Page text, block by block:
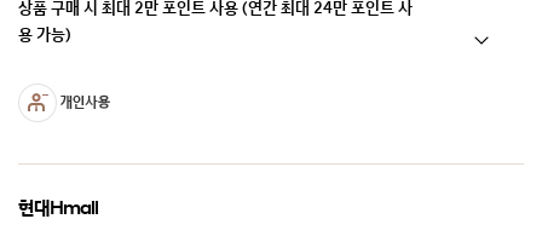
상품 구매 시 최대 2만 포인트 사용 (연간 최대 24만 포인트 사
용 가능)
현대Hmall